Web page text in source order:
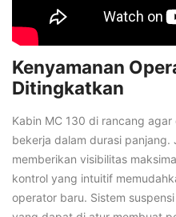
Kenyamanan
Ditingkatkan
Kabin MC 130 di rancang
bekerja dalam durasi panjang.
memberikan visibilitas
kontrol yang intuitif
operator baru. Sistem